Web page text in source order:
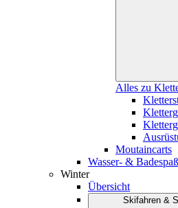
Alles zu
Moutaincarts
Wasser- & Badespaß
Winter
Übersicht
Skifahren &